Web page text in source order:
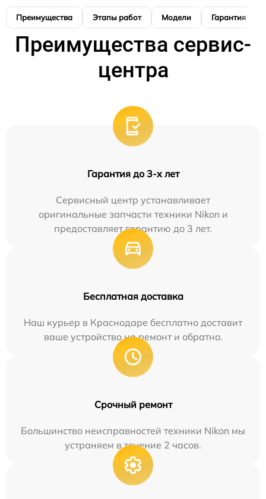
Преимущества Этапы работ Модели Гарантия
Преимущества сервис-
центра
Гарантия до 3-х лет
Сервисный центр устанавливает
оригинальные запчасти техники Nikon и
предоставляет гарантию до 3 лет.
Бесплатная доставка
Наш курьер в Краснодаре бесплатно доставит
ваше устройство на ремонт и обратно.
Срочный ремонт
Большинство неисправностей техники Nikon мы
устраняем в течение 2 часов.